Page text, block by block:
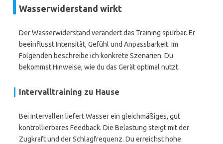
Wasserwiderstand wirkt
Der Wasserwiderstand verändert das Training spürbar. Er
beeinflusst Intensität, Gefühl und Anpassbarkeit. Im
Folgenden beschreibe ich konkrete Szenarien. Du
bekommst Hinweise, wie du das Gerät optimal nutzt.
Intervalltraining zu Hause
Bei Intervallen liefert Wasser ein gleichmäßiges, gut
kontrollierbares Feedback. Die Belastung steigt mit der
Zugkraft und der Schlagfrequenz. Du erreichst hohe